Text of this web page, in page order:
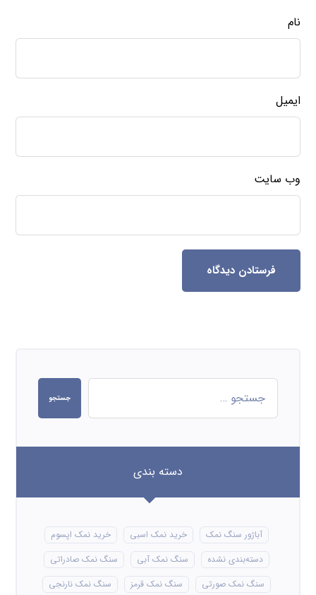
نام
ایمیل
وب‌ سایت
فرستادن دیدگاه
جستجو
دسته بندی
آباژور سنگ نمک خرید نمک اسبی
خرید نمک اپسوم
دسته‌بندی نشده
سنگ نمک آبی
سنگ نمک صادراتی
سنگ نمک صورتی
سنگ نمک قرمز
سنگ نمک نارنجی